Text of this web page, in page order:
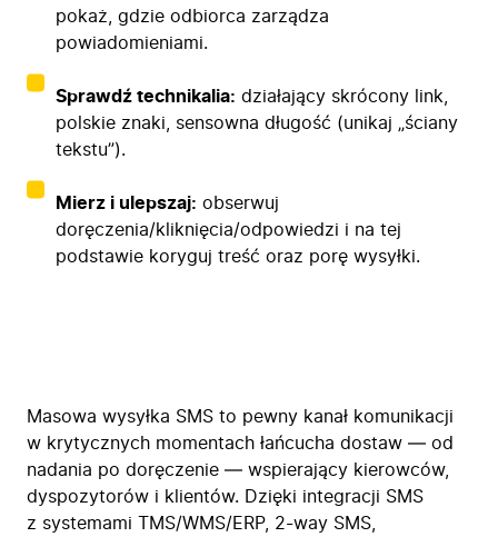
pokaż, gdzie odbiorca zarządza
powiadomieniami.
Sprawdź technikalia: działający skrócony link,
polskie znaki, sensowna długość (unikaj „ściany
tekstu”).
Mierz i ulepszaj: obserwuj
doręczenia/kliknięcia/odpowiedzi i na tej
podstawie koryguj treść oraz porę wysyłki.
Masowa wysyłka SMS to pewny kanał komunikacji
w krytycznych momentach łańcucha dostaw — od
nadania po doręczenie — wspierający kierowców,
dyspozytorów i klientów. Dzięki integracji SMS
z systemami TMS/WMS/ERP, 2-way SMS,